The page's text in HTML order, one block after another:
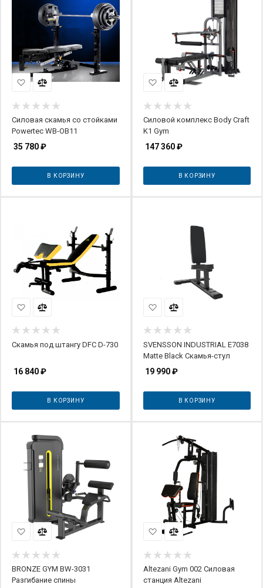
Силовая скамья со стойками
Powertec WB-OB11
35 780₽
В КОРЗИНУ
Силовой комплекс Body Craft
K1 Gym
147 360₽
В КОРЗИНУ
Скамья под штангу DFC D-730
16 840₽
В КОРЗИНУ
SVENSSON INDUSTRIAL E7038
Matte Black Скамья-стул
19 990₽
В КОРЗИНУ
BRONZE GYM BW-3031
Разгибание спины
Altezani Gym 002 Силовая
станция Altezani